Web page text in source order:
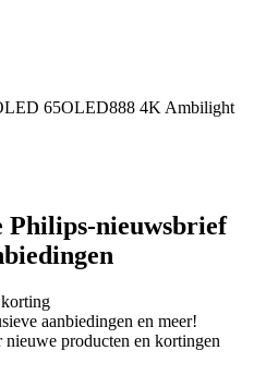
65OLED888 4K Ambilight
Philips-nieuwsbrief
aanbiedingen en meer!
nieuwe producten en kortingen